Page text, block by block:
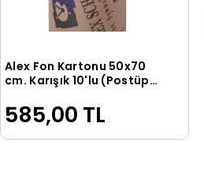
Sepete Ekle
Alex Fon Kartonu 50x70
cm. Karışık 10'lu (Postüp
585,00 TL